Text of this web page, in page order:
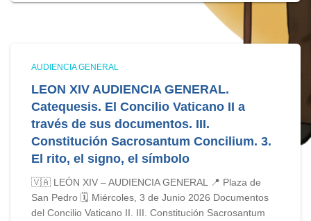
AUDIENCIA GENERAL
LEON XIV AUDIENCIA GENERAL.
Catequesis. El Concilio Vaticano II a
través de sus documentos. III.
Constitución Sacrosantum Concilium. 3.
El rito, el signo, el símbolo
🇻🇦 LEÓN XIV – AUDIENCIA GENERAL 📍 Plaza de
San Pedro 🗓️ Miércoles, 3 de Junio 2026 Documentos
del Concilio Vaticano II. III. Constitución Sacrosantum